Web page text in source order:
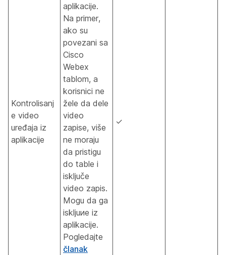
Kontrolisanj
e video
uređaja iz
aplikacije
aplikacije.
Na primer,
ako su
povezani sa
Cisco
Webex
tablom, a
korisnici ne
žele da dele
video
zapise, više
ne moraju
da pristigu
do table i
isključe
video zapis.
Mogu da ga
iskljuиe iz
aplikacije.
Pogledajte
članak
✓